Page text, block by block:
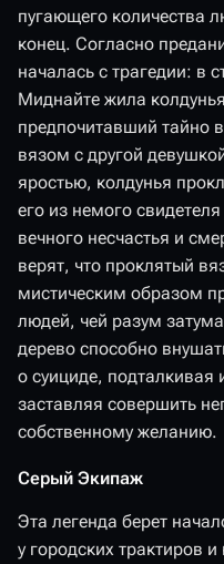
пугающего количества
конец. Согласно
началась с трагедии: в
Миднайте жила
предпочитавший тайно
вязом с другой
яростью, колдунья
его из немого
вечного несчастья и
верят, что проклятый
мистическим образом
людей, чей разум
дерево способно
о суициде, подталкивая
заставляя совершить
собственному желанию.
Серый Экипаж
Эта легенда берет
у городских трактиров